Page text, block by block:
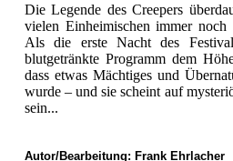
Die Legende des Creepers
vielen Einheimischen immer
Als die erste Nacht des
blutgetränkte Programm dem
dass etwas Mächtiges und
wurde – und sie scheint auf
sein...
Autor/Bearbeitung: Frank Ehrlacher